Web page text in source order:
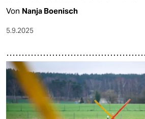
Von Nanja Boenisch
5.9.2025